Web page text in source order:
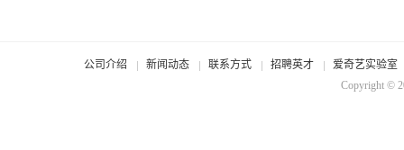
公司介绍 新闻动态 联系方式 招聘英才
爱奇艺实验室
Copyright ©